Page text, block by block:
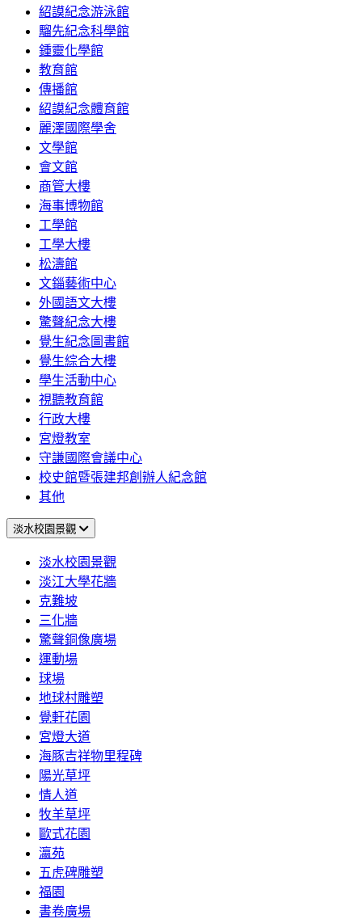
紹謨紀念游泳館
騮先紀念科學館
鍾靈化學館
教育館
傳播館
紹謨紀念體育館
麗澤國際學舍
文學館
會文館
商管大樓
海事博物館
工學館
工學大樓
松濤館
文錙藝術中心
外國語文大樓
驚聲紀念大樓
覺生紀念圖書館
覺生綜合大樓
學生活動中心
視聽教育館
行政大樓
宮燈教室
守謙國際會議中心
校史館暨張建邦創辦人紀念館
其他
淡水校園景觀
淡水校園景觀
淡江大學花牆
克難坡
三化牆
驚聲銅像廣場
運動場
球場
地球村雕塑
覺軒花園
宮燈大道
海豚吉祥物里程碑
陽光草坪
情人道
牧羊草坪
歐式花園
瀛苑
五虎碑雕塑
福園
書卷廣場